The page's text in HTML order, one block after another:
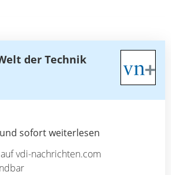
der Technik
sofort weiterlesen
vdi-nachrichten.com